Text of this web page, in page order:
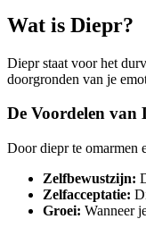
Wat is Diepr?
Diepr staat voor het
doorgronden van je
De Voordelen van
Door diepr te omarmen
Zelfbewustzijn:
Zelfacceptatie:
Groei: Wanneer